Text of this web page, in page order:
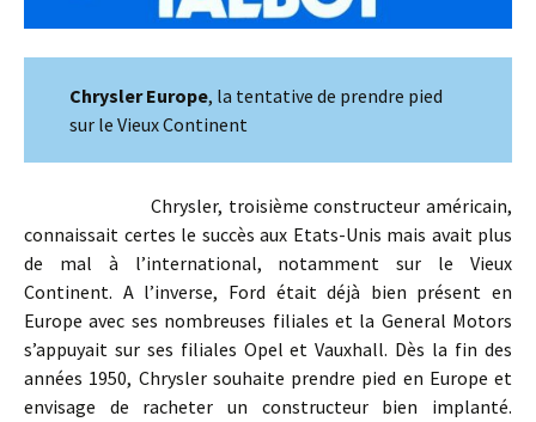
Chrysler Europe, la tentative de prendre pied
sur le Vieux Continent
Chrysler, troisième constructeur américain,
connaissait certes le succès aux Etats-Unis mais avait plus
de mal à l’international, notamment sur le Vieux
Continent. A l’inverse, Ford était déjà bien présent en
Europe avec ses nombreuses filiales et la General Motors
s’appuyait sur ses filiales Opel et Vauxhall. Dès la fin des
années 1950, Chrysler souhaite prendre pied en Europe et
envisage de racheter un constructeur bien implanté.